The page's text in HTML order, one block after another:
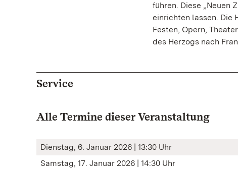
führen. Diese „Neuen
einrichten lassen. Die
Festen, Opern,
des Herzogs nach
Service
Alle Termine dieser Veranstaltung
Dienstag, 6. Januar 2026 | 13:30 Uhr
Samstag, 17. Januar 2026 | 14:30 Uhr